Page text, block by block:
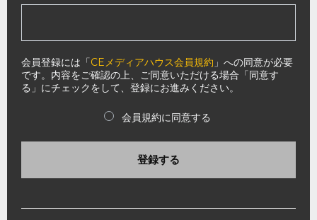
会員登録には「CEメディアハウス会員規約 」への同意が必要
です。内容をご確認の上、ご同意いただける場合「同意す
る」にチェックをして、登録にお進みください。
会員規約に同意する
登録する